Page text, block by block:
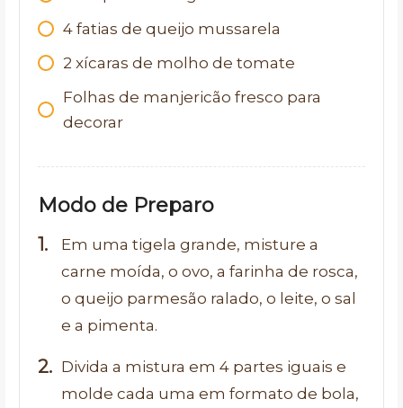
4 fatias de queijo mussarela
2 xícaras de molho de tomate
Folhas de manjericão fresco para
decorar
Modo de Preparo
Em uma tigela grande, misture a
carne moída, o ovo, a farinha de rosca,
o queijo parmesão ralado, o leite, o sal
e a pimenta.
Divida a mistura em 4 partes iguais e
molde cada uma em formato de bola,